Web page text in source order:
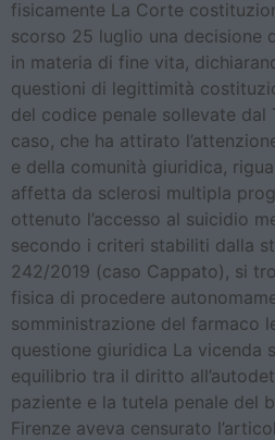
fisicamente La Corte
scorso 25 luglio una decisione
in materia di fine vita,
questioni di legittimità
del codice penale sollevate dal
caso, che ha attirato
e della comunità giuridica,
affetta da sclerosi multipla
ottenuto l’accesso al suicidio
secondo i criteri stabiliti dalla
242/2019 (caso Cappato), si
fisica di procedere
somministrazione del farmaco
questione giuridica La vicenda
equilibrio tra il diritto
paziente e la tutela penale del
Firenze aveva censurato